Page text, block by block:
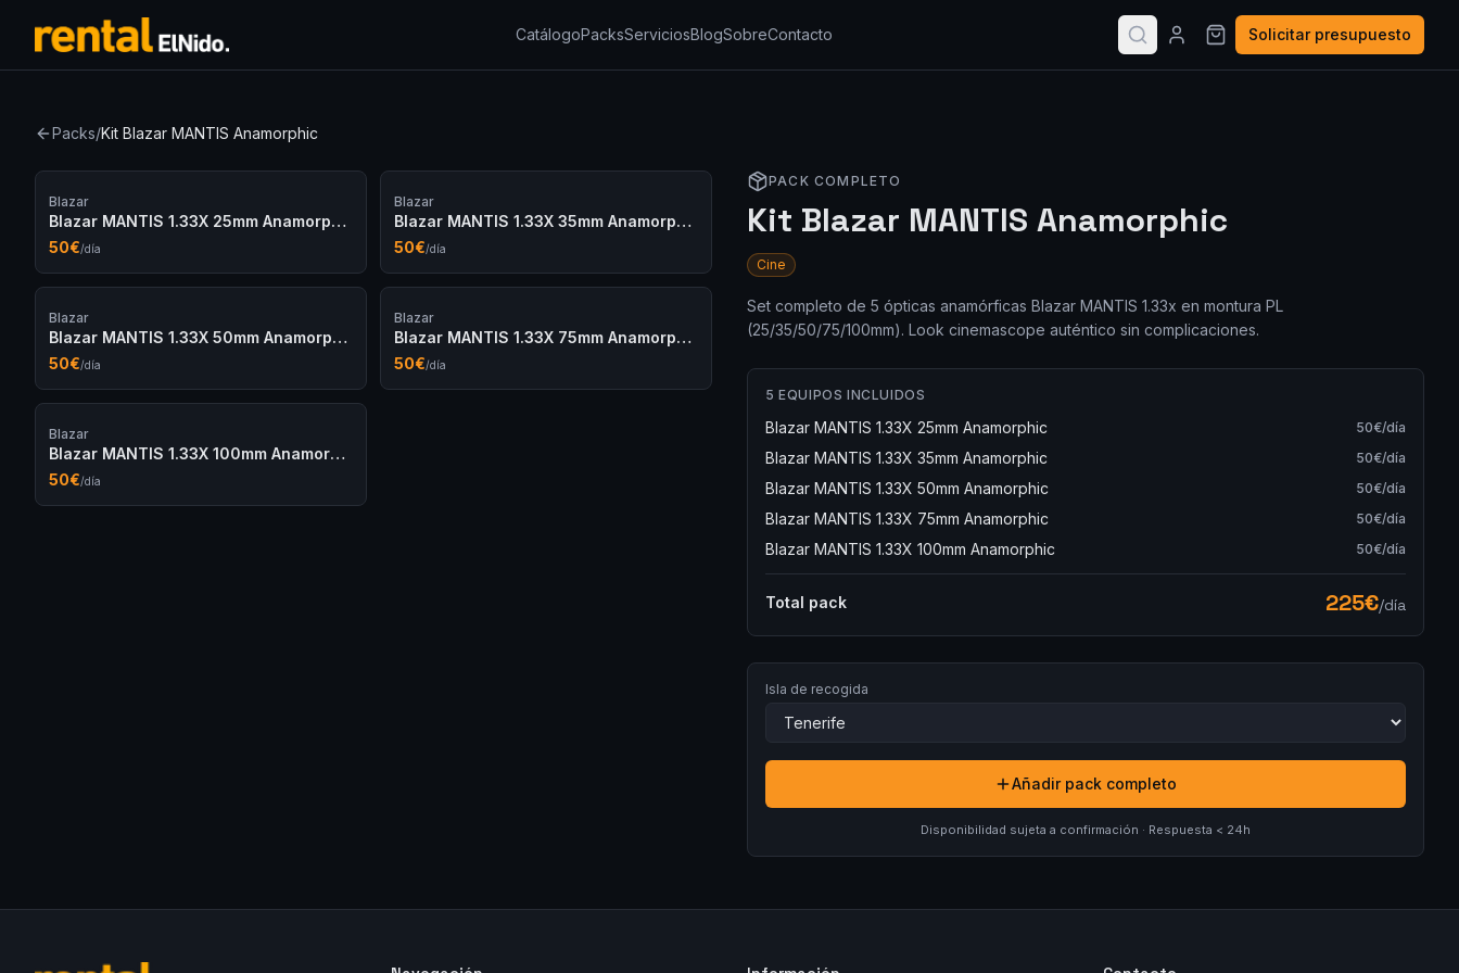
CatálogoPacksServiciosBlogSobreContacto Solicitar presupuesto
Packs/Kit Blazar MANTIS Anamorphic
Blazar
Blazar MANTIS 1.33X 25mm Anamorphic
50€/día
Blazar
Blazar MANTIS 1.33X 35mm Anamorphic
50€/día
Blazar
Blazar MANTIS 1.33X 50mm Anamorphic
50€/día
Blazar
Blazar MANTIS 1.33X 75mm Anamorphic
50€/día
Blazar
Blazar MANTIS 1.33X 100mm Anamorphic
50€/día
PACK COMPLETO
Kit Blazar MANTIS Anamorphic
Cine
Set completo de 5 ópticas anamórficas Blazar MANTIS 1.33x en montura PL
(25/35/50/75/100mm). Look cinemascope auténtico sin complicaciones.
5 EQUIPOS INCLUIDOS
Blazar MANTIS 1.33X 25mm Anamorphic 50€/día
Blazar MANTIS 1.33X 35mm Anamorphic 50€/día
Blazar MANTIS 1.33X 50mm Anamorphic 50€/día
Blazar MANTIS 1.33X 75mm Anamorphic 50€/día
Blazar MANTIS 1.33X 100mm Anamorphic 50€/día
Total pack 225€/día
Isla de recogida
Añadir pack completo
Disponibilidad sujeta a confirmación · Respuesta < 24h